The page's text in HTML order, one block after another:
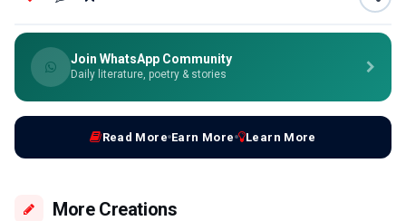
Join WhatsApp Community
Daily literature, poetry & stories
Read More Earn More Learn More
More Creations